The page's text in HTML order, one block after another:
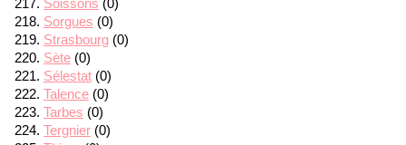
Sorgues (0)
Strasbourg (0)
Sète (0)
Sélestat (0)
Talence (0)
Tarbes (0)
Tergnier (0)